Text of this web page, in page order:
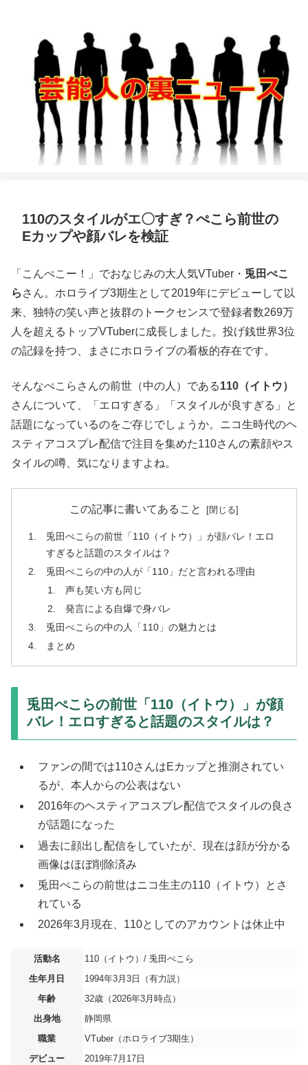
110のスタイルがエ〇すぎ？ぺこら前世の
Eカップや顔バレを検証
「こんぺこー！」でおなじみの大人気VTuber・ 兎田ぺこ
ら さん。ホロライブ3期生として2019年にデビューして以
来、独特の笑い声と抜群のトークセンスで登録者数269万
人を超えるトップVTuberに成長しました。投げ銭世界3位
の記録を持つ、まさにホロライブの看板的存在です。
そんなぺこらさんの前世（中の人）である110（イトウ）
さんについて、「エロすぎる」「スタイルが良すぎる」と
話題になっているのをご存じでしょうか。ニコ生時代のヘ
スティアコスプレ配信で注目を集めた110さんの素顔やス
タイルの噂、気になりますよね。
この記事に書いてあること
兎田ぺこらの前世「110（イトウ）」が顔バレ！エロ
すぎると話題のスタイルは？
兎田ぺこらの中の人が「110」だと言われる理由
声も笑い方も同じ
発言による自爆で身バレ
兎田ぺこらの中の人「110」の魅力とは
まとめ
兎田ぺこらの前世「110（イトウ）」が顔
バレ！エロすぎると話題のスタイルは？
ファンの間では110さんはEカップと推測されてい
るが、本人からの公表はない
2016年のヘスティアコスプレ配信でスタイルの良さ
が話題になった
過去に顔出し配信をしていたが、現在は顔が分かる
画像はほぼ削除済み
兎田ぺこらの前世はニコ生主の110（イトウ）とさ
れている
2026年3月現在、110としてのアカウントは休止中
活動名
110（イトウ）/ 兎田ぺこら
生年月日
1994年3月3日（有力説）
年齢
32歳（2026年3月時点）
出身地
静岡県
職業
VTuber（ホロライブ3期生）
デビュー
2019年7月17日